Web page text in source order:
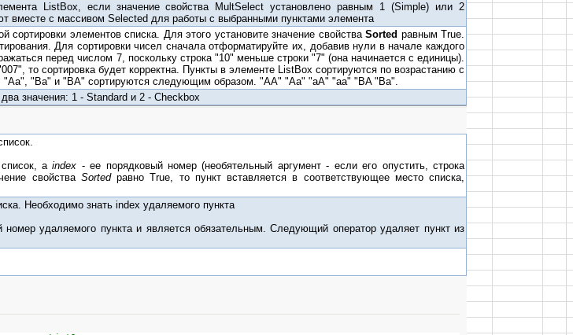
ListBox, если значение свойства MultSelect установлено равным 1 (Simple) или 2
вместе с массивом Selected для работы с выбранными пунктами элемента
сортировки элементов списка. Для этого установите значение свойстваSorted равным True.
Для сортировки чисел сначала отформатируйте их, добавив нули в начале каждого
перед числом 7, поскольку строка "10" меньше строки "7" (она начинается с единицы).
то сортировка будет корректна. Пункты в элементе ListBox сортируются по возрастанию с
"Ba" и "BA" сортируются следующим образом. "AA" "Aa" "aA" "aa" "BA "Ba".
значения: 1 - Standard и 2 - Checkbox
список, aindex - ее порядковый номер (необятельный аргумент - если его опустить, строка
свойства Sortedравно True, то пункт вставляется в соответствующее место списка,
Необходимо знать index удаляемого пункта
номер удаляемого пункта и является обязательным. Следующий оператор удаляет пункт из